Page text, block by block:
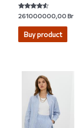
Rated
4.33
out of 5
261000000,00Br
Buy product